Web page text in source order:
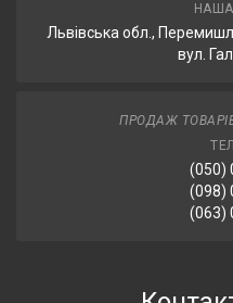
Львівська обл.,
вул.
ПРОДАЖ
(050)
(098)
(063)